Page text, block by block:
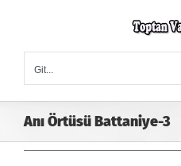
Git...
Anı Örtüsü Battaniye-3